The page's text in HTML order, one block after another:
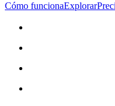
Cómo funcionaExplorar